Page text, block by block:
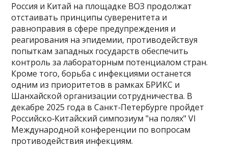
Россия и Китай на площадке ВОЗ продолжат
отстаивать принципы суверенитета и
равноправия в сфере предупреждения и
реагирования на эпидемии, противодействуя
попыткам западных государств обеспечить
контроль за лабораторным потенциалом стран.
Кроме того, борьба с инфекциями останется
одним из приоритетов в рамках БРИКС и
Шанхайской организации сотрудничества. В
декабре 2025 года в Санкт‑Петербурге пройдет
Российско‑Китайский симпозиум "на полях" VI
Международной конференции по вопросам
противодействия инфекциям.